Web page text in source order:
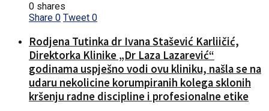
0 shares
Share 0 Tweet 0
Rodjena Tutinka dr Ivana Stašević Karliičić,
Direktorka Klinike „Dr Laza Lazarević“
godinama uspješno vodi ovu kliniku, našla se na
udaru nekolicine korumpiranih kolega sklonih
kršenju radne discipline i profesionalne etike